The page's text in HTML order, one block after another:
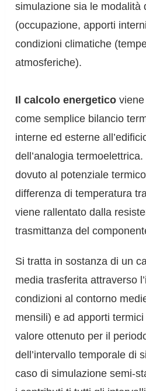
simulazione sia le modalità
(occupazione, apporti
condizioni climatiche
atmosferiche).
Il calcolo energetico
come semplice bilancio
interne ed esterne
dell’analogia
dovuto al potenziale
differenza di temperatura
viene rallentato dalla
trasmittanza del
Si tratta in sostanza di un
media trasferita attraverso
condizioni al contorno
mensili) e ad apporti
valore ottenuto per il
dell’intervallo temporale di
caso di simulazione semi-